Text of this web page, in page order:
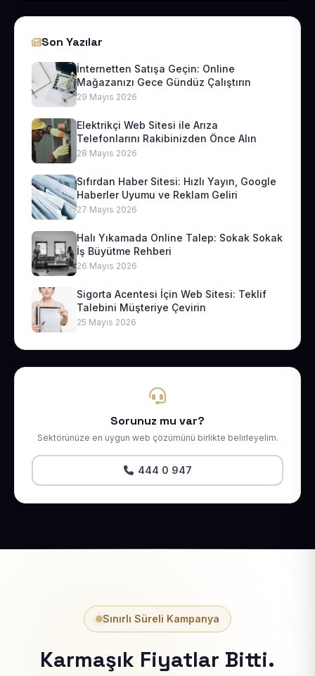
Son Yazılar
İnternetten Satışa Geçin: Online
Mağazanızı Gece Gündüz Çalıştırın
29 Mayıs 2026
Elektrikçi Web Sitesi ile Arıza
Telefonlarını Rakibinizden Önce Alın
28 Mayıs 2026
Sıfırdan Haber Sitesi: Hızlı Yayın, Google
Haberler Uyumu ve Reklam Geliri
27 Mayıs 2026
Halı Yıkamada Online Talep: Sokak Sokak
İş Büyütme Rehberi
26 Mayıs 2026
Sigorta Acentesi İçin Web Sitesi: Teklif
Talebini Müşteriye Çevirin
25 Mayıs 2026
Sorunuz mu var?
Sektörünüze en uygun web çözümünü birlikte belirleyelim.
444 0 947
Sınırlı Süreli Kampanya
Karmaşık Fiyatlar Bitti.